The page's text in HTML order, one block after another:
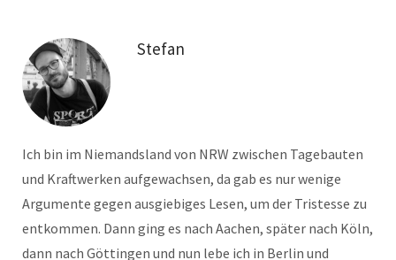
Stefan
Ich bin im Niemandsland von NRW zwischen Tagebauten
und Kraftwerken aufgewachsen, da gab es nur wenige
Argumente gegen ausgiebiges Lesen, um der Tristesse zu
entkommen. Dann ging es nach Aachen, später nach Köln,
dann nach Göttingen und nun lebe ich in Berlin und